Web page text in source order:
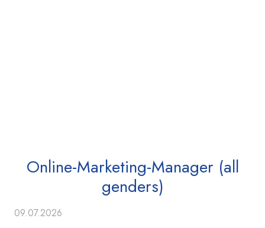
Online-Marketing-Manager (all
genders)
09.07.2026